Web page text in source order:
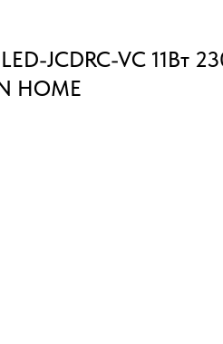
JCDRC-VC 11Вт
HOME